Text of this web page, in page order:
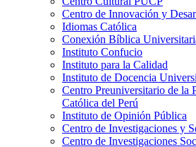
Centro de Innovación y
Idiomas Católica
Conexión Bíblica
Instituto Confucio
Instituto para la Calidad
Instituto de Docencia
Centro Preuniversitario de la
Católica del Perú
Instituto de Opinión Pública
Centro de Investigaciones y
Centro de Investigaciones